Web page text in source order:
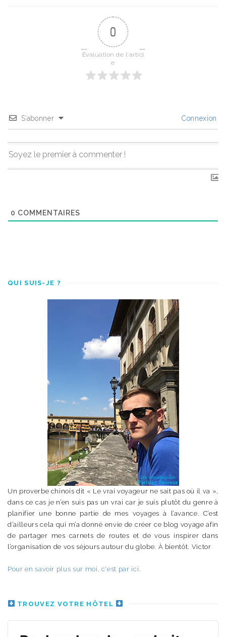
0
Évaluation de l'articl
e
S’abonner Connexion
0 COMMENTAIRES
QUI SUIS-JE ?
Un proverbe chinois dit « Le vrai voyageur ne sait pas où il va »,
dans ce cas je n’en suis pas un vrai car je suis plutôt du genre à
planifier une bonne partie de mes voyages à l’avance. C’est
d’ailleurs cela qui m’a donné envie de créer ce blog voyage afin
de partager mes carnets de routes et de vous inspirer dans
l’organisation de vos séjours autour du globe. À bientôt. Victor
Pour en savoir plus sur moi, c'est par ici.
TROUVEZ VOTRE HÔTEL